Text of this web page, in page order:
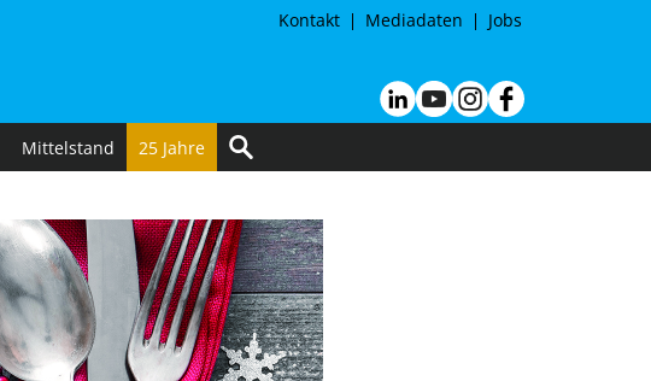
Kontakt Mediadaten Jobs
Mittelstand 25 Jahre